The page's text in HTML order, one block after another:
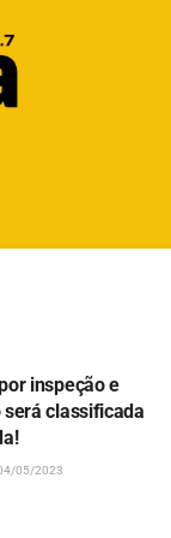
inspeção e
classificada
05/2023